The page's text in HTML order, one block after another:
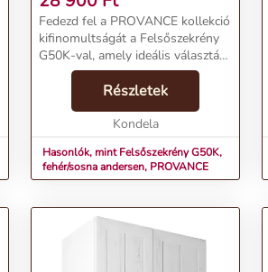
Fedezd fel a PROVANCE kollekció
kifinomultságát a Felsőszekrény
G50K-val, amely ideális választás
a stílusos
konyhádhoz.Termékjellemzők:Név:
Felsőszekrény G50K, fehér/sosna
andersen, PROVANCEÁr: 21400...
Részletek
Kondela
Hasonlók, mint Felsőszekrény G50K,
fehér/sosna andersen, PROVANCE